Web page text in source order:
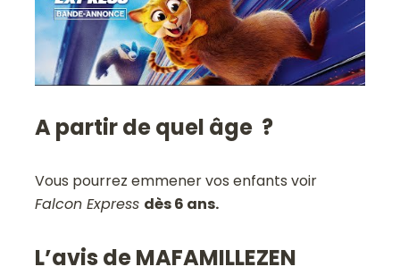
A partir de quel âge ?
Vous pourrez emmener vos enfants voir
Falcon Express dès 6 ans.
L’avis de MAFAMILLEZEN